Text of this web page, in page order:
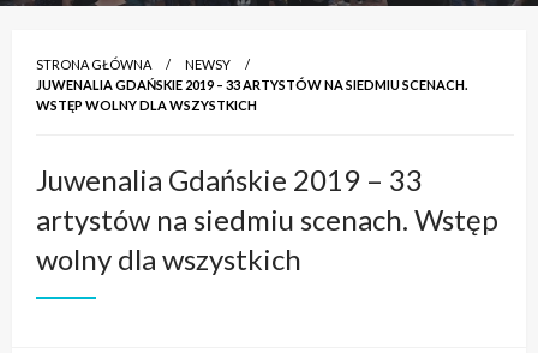
STRONA GŁÓWNA
NEWSY
JUWENALIA GDAŃSKIE 2019 – 33 ARTYSTÓW NA SIEDMIU SCENACH.
WSTĘP WOLNY DLA WSZYSTKICH
Juwenalia Gdańskie 2019 – 33
artystów na siedmiu scenach. Wstęp
wolny dla wszystkich